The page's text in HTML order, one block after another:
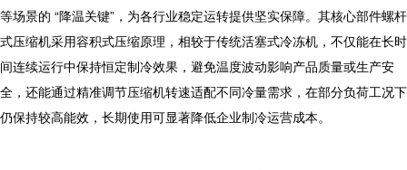
等场景的 “降温关键”，为各行业稳定运转提供坚实保障。其核心部件螺杆
式压缩机采用容积式压缩原理，相较于传统活塞式冷冻机，不仅能在长时
间连续运行中保持恒定制冷效果，避免温度波动影响产品质量或生产安
全，还能通过精准调节压缩机转速适配不同冷量需求，在部分负荷工况下
仍保持较高能效，长期使用可显著降低企业制冷运营成本。